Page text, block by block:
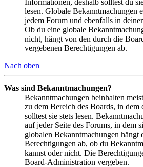
lesen. Globale Bekanntmachungen
jedem Forum und ebenfalls in
Ob du eine globale
nicht, hängt von den durch die
vergebenen Berechtigungen ab.
Nach oben
Was sind Bekanntmachungen?
Bekanntmachungen beinhalten
zu dem Bereich des Boards, in
solltest sie stets lesen.
auf jeder Seite des Forums, in dem
globalen Bekanntmachungen hängt
Berechtigungen ab, ob du
kannst oder nicht. Die
Board-Administration vergeben.